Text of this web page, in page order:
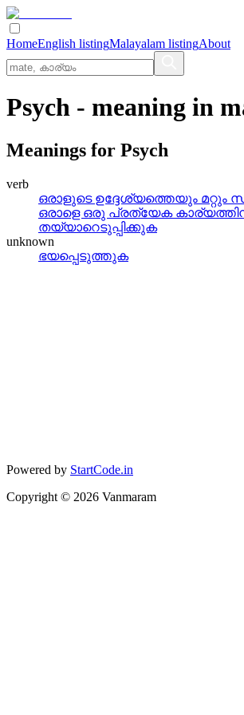
HomeEnglish listingMalayalam listingAbout
Psych - meaning in
Meanings for Psych
verb
ഒരാളുടെ ഉദ്ദേശ്യത്തെയും മറ്റും
ഒരാളെ ഒരു പ്രത്യേക
തയ്യാറെടുപ്പിക്കുക
unknown
ഭയപ്പെടുത്തുക
Powered by StartCode.in
Copyright © 2026 Vanmaram